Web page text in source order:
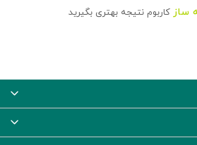
ساز کاربوم نتیجه بهتری بگیرید